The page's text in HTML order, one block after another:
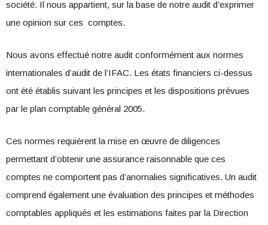
société. Il nous appartient, sur la base de notre audit d’exprimer
une opinion sur ces comptes.
Nous avons effectué notre audit conformément aux normes
internationales d’audit de l’IFAC. Les états financiers ci-dessus
ont été établis suivant les principes et les dispositions prévues
par le plan comptable général 2005.
Ces normes requièrent la mise en œuvre de diligences
permettant d’obtenir une assurance raisonnable que ces
comptes ne comportent pas d’anomalies significatives. Un audit
comprend également une évaluation des principes et méthodes
comptables appliqués et les estimations faites par la Direction